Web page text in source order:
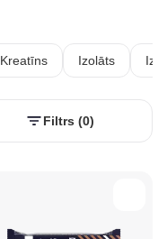
Kreatīns Izolāts
Filtrs (0)